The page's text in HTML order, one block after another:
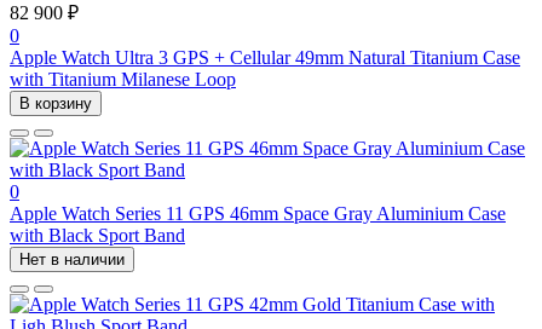
82 900 ₽
0
Apple Watch Ultra 3 GPS + Cellular 49mm Natural Titanium Case
with Titanium Milanese Loop
В корзину
0
Apple Watch Series 11 GPS 46mm Space Gray Aluminium Case
with Black Sport Band
Нет в наличии